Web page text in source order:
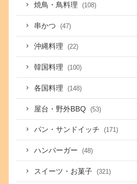
焼鳥・鳥料理 (108)
串かつ (47)
沖縄料理 (22)
韓国料理 (100)
各国料理 (148)
屋台・野外BBQ (53)
パン・サンドイッチ (171)
ハンバーガー (48)
スイーツ・お菓子 (321)